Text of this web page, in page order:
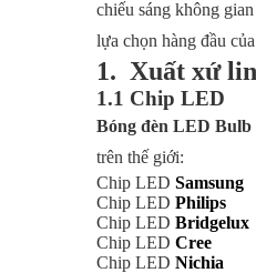
chiếu sáng không
lựa chọn hàng đầu
1. Xuất xứ
1.1 Chip LED
Bóng đèn LED Bulb
trên thế giới:
Chip LED Samsung
Chip LED Philips
Chip LED Bridgelux
Chip LED Cree
Chip LED Nichia